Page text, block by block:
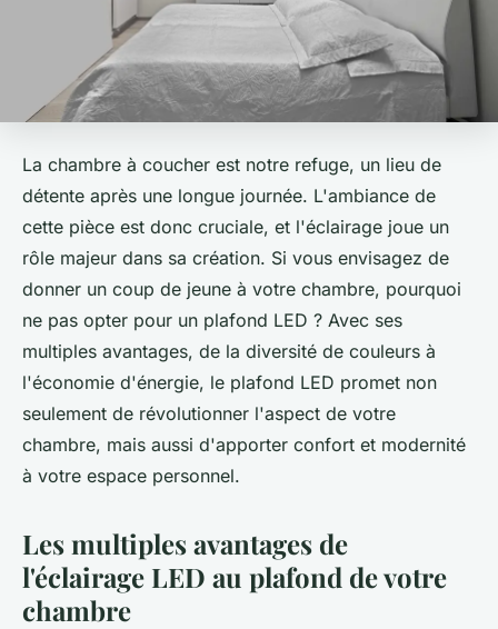
La chambre à coucher est notre refuge, un lieu de
détente après une longue journée. L'ambiance de
cette pièce est donc cruciale, et l'éclairage joue un
rôle majeur dans sa création. Si vous envisagez de
donner un coup de jeune à votre chambre, pourquoi
ne pas opter pour un plafond LED ? Avec ses
multiples avantages, de la diversité de couleurs à
l'économie d'énergie, le plafond LED promet non
seulement de révolutionner l'aspect de votre
chambre, mais aussi d'apporter confort et modernité
à votre espace personnel.
Les multiples avantages de
l'éclairage LED au plafond de votre
chambre